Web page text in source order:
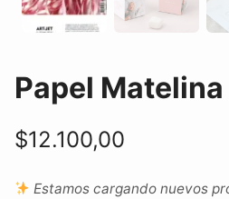
Papel
$12.100,00
Estamos cargando nuevos